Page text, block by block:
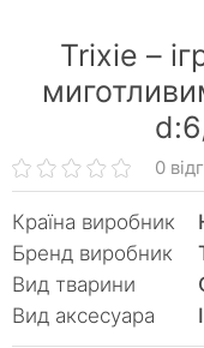
Trixie –
0
Країна виробник
Бренд виробник
Вид тварини
Вид аксесуара